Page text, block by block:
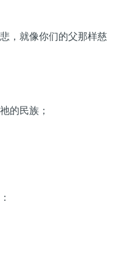
，就像你们的父那样慈
的民族；